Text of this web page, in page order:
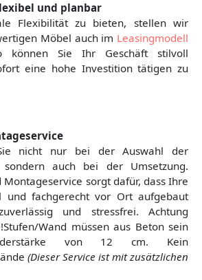
und planbar
Flexibilität zu bieten, stellen wir
Möbel auch im Leasingmodell
können Sie Ihr Geschäft stilvoll
eine hohe Investition tätigen zu
nicht nur bei der Auswahl der
sondern auch bei der Umsetzung.
Montageservice sorgt dafür, dass Ihre
und fachgerecht vor Ort aufgebaut
und stressfrei. Achtung
Wand müssen aus Beton sein
von 12 cm. Kein
(Dieser Service ist mit zusätzlichen